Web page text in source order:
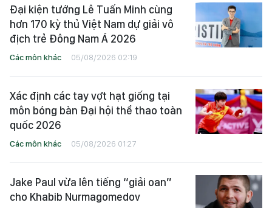
Đại kiện tướng Lê Tuấn Minh cùng
hơn 170 kỳ thủ Việt Nam dự giải vô
địch trẻ Đông Nam Á 2026
Các môn khác 05/08/2026 02:19
Xác định các tay vợt hạt giống tại
môn bóng bàn Đại hội thể thao toàn
quốc 2026
Các môn khác 05/08/2026 01:27
Jake Paul vừa lên tiếng “giải oan”
cho Khabib Nurmagomedov